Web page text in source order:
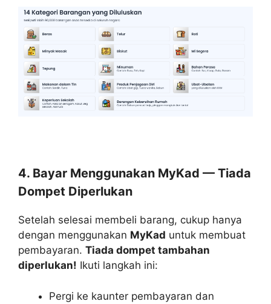
4. Bayar Menggunakan MyKad — Tiada
Dompet Diperlukan
Setelah selesai membeli barang, cukup hanya
dengan menggunakan MyKad untuk membuat
pembayaran. Tiada dompet tambahan
diperlukan! Ikuti langkah ini:
Pergi ke kaunter pembayaran dan